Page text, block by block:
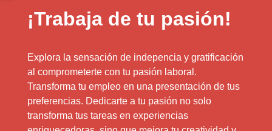
¡Trabaja de tu pasión!
Explora la sensación de indepencia y gratificación
al comprometerte con tu pasión laboral.
Transforma tu empleo en una presentación de tus
preferencias. Dedicarte a tu pasión no solo
transforma tus tareas en experiencias